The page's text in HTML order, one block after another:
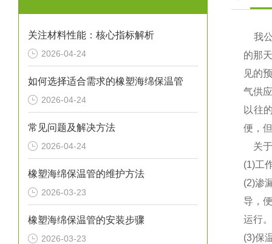
关注材料性能：核心指标解析
2026-04-24
如何选择适合需求的橡塑海绵保温管
2026-04-24
常见问题及解决方法
2026-04-24
橡塑海绵保温管的维护方法
2026-03-23
橡塑海绵保温管的安装步骤
2026-03-23
我
的那
见的
气供
以往
便，
关于
(1)工
(2)渗
导，
运行。
(3)保